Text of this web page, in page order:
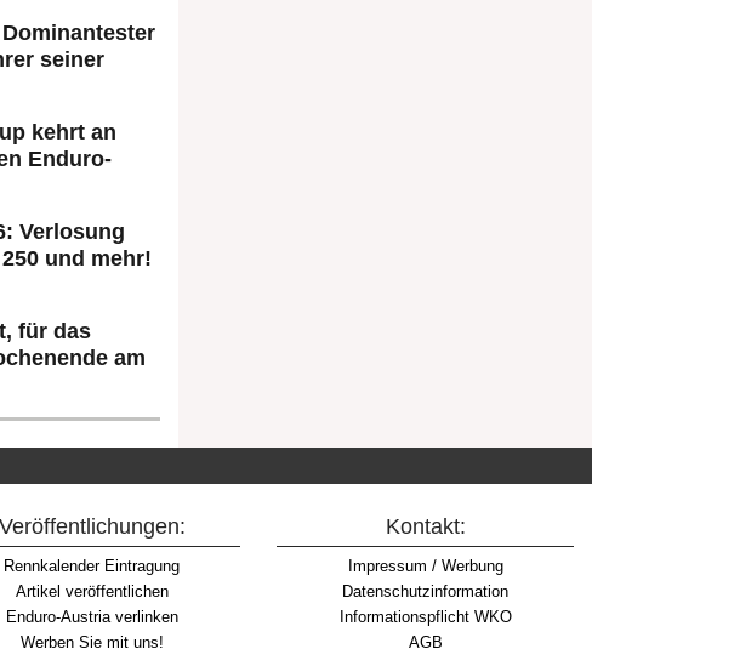
seiner
kehrt an
Enduro-
Verlosung
und mehr!
für das
am
Veröffentlichungen:
Rennkalender Eintragung
Artikel veröffentlichen
Enduro-Austria verlinken
Werben Sie mit uns!
Kontakt:
Impressum / Werbung
Datenschutzinformation
Informationspflicht WKO
AGB